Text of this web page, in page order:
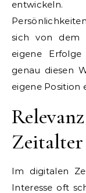
sich von dem
eigene
genau diesen
eigene Position
Zeitalter
Im digitalen
Interesse oft